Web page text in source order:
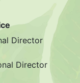
Director
Director